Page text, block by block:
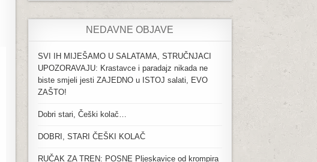
NEDAVNE OBJAVE
SVI IH MIJEŠAMO U SALATAMA, STRUČNJACI
UPOZORAVAJU: Krastavce i paradajz nikada ne
biste smjeli jesti ZAJEDNO u ISTOJ salati, EVO
ZAŠTO!
Dobri stari, Češki kolač…
DOBRI, STARI ČEŠKI KOLAČ
RUČAK ZA TREN: POSNE Pljeskavice od krompira